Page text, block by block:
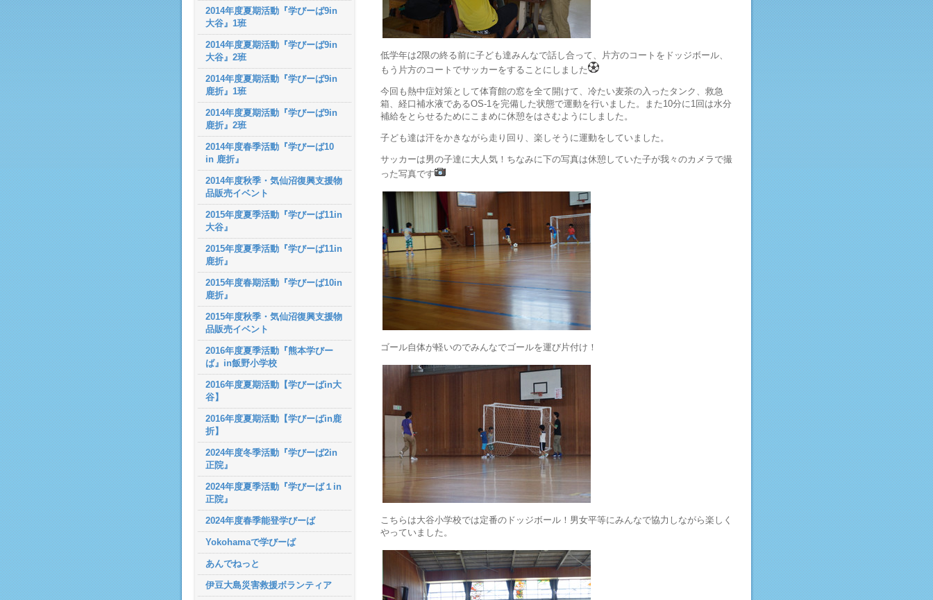
低学年は2限の終る前に子ども達みんなで話し合って、片方のコートをドッジボール、
もう片方のコートでサッカーをすることにしました
今回も熱中症対策として体育館の窓を全て開けて、冷たい麦茶の入ったタンク、救急
箱、経口補水液であるOS-1を完備した状態で運動を行いました。また10分に1回は水分
補給をとらせるためにこまめに休憩をはさむようにしました。
子ども達は汗をかきながら走り回り、楽しそうに運動をしていました。
サッカーは男の子達に大人気！ちなみに下の写真は休憩していた子が我々のカメラで撮
った写真です
ゴール自体が軽いのでみんなでゴールを運び片付け！
こちらは大谷小学校では定番のドッジボール！男女平等にみんなで協力しながら楽しく
やっていました。
2014年度夏期活動『学びーば9in
大谷』1班
2014年度夏期活動『学びーば9in
大谷』2班
2014年度夏期活動『学びーば9in
鹿折』1班
2014年度夏期活動『学びーば9in
鹿折』2班
2014年度春季活動『学びーば10
in 鹿折』
2014年度秋季・気仙沼復興支援物
品販売イベント
2015年度夏季活動『学びーば11in
大谷』
2015年度夏季活動『学びーば11in
鹿折』
2015年度春期活動『学びーば10in
鹿折』
2015年度秋季・気仙沼復興支援物
品販売イベント
2016年度夏季活動『熊本学びー
ば』in飯野小学校
2016年度夏期活動【学びーばin大
谷】
2016年度夏期活動【学びーばin鹿
折】
2024年度冬季活動『学びーば2in
正院』
2024年度夏季活動『学びーば１in
正院』
2024年度春季能登学びーば
Yokohamaで学びーば
あんでねっと
伊豆大島災害救援ボランティア